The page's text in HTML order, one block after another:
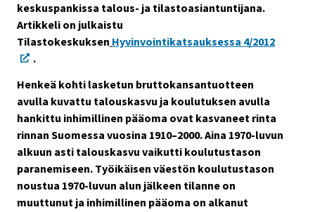
keskuspankissa talous- ja tilastoasiantuntijana.
Artikkeli on julkaistu
Tilastokeskuksen Hyvinvointikatsauksessa 4/2012
.
Henkeä kohti lasketun bruttokansantuotteen
avulla kuvattu talouskasvu ja koulutuksen avulla
hankittu inhimillinen pääoma ovat kasvaneet rinta
rinnan Suomessa vuosina 1910–2000. Aina 1970-luvun
alkuun asti talouskasvu vaikutti koulutustason
paranemiseen. Työikäisen väestön koulutustason
noustua 1970-luvun alun jälkeen tilanne on
muuttunut ja inhimillinen pääoma on alkanut